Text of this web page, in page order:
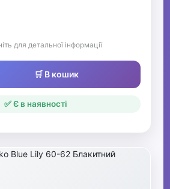
для детальної інформації
🛒 В кошик
✅ Є в наявності